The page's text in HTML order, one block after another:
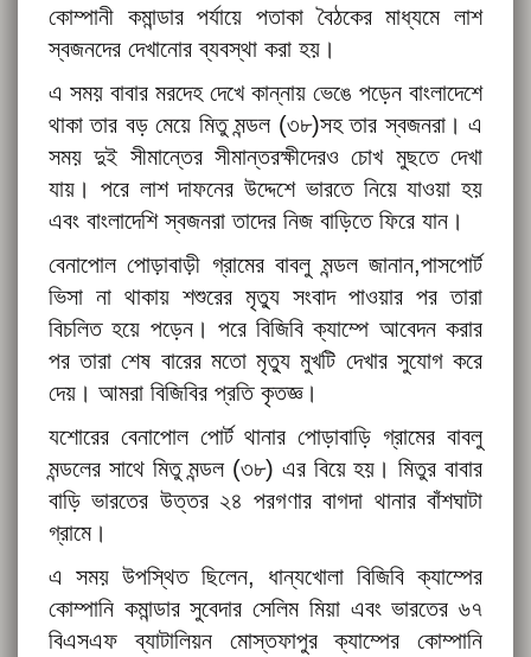
কোম্পানী কমান্ডার পর্যায়ে পতাকা বৈঠকের মাধ্যমে লাশ
স্বজনদের দেখানোর ব্যবস্থা করা হয়।
এ সময় বাবার মরদেহ দেখে কান্নায় ভেঙে পড়েন বাংলাদেশে
থাকা তার বড় মেয়ে মিতু মন্ডল (৩৮)সহ তার স্বজনরা। এ
সময় দুই সীমান্তের সীমান্তরক্ষীদেরও চোখ মুছতে দেখা
যায়। পরে লাশ দাফনের উদ্দেশে ভারতে নিয়ে যাওয়া হয়
এবং বাংলাদেশি স্বজনরা তাদের নিজ বাড়িতে ফিরে যান।
বেনাপোল পোড়াবাড়ী গ্রামের বাবলু মন্ডল জানান,পাসপোর্ট
ভিসা না থাকায় শশুরের মৃত্যু সংবাদ পাওয়ার পর তারা
বিচলিত হয়ে পড়েন। পরে বিজিবি ক্যাম্পে আবেদন করার
পর তারা শেষ বারের মতো মৃত্যু মুখটি দেখার সুযোগ করে
দেয়। আমরা বিজিবির প্রতি কৃতজ্ঞ।
যশোরের বেনাপোল পোর্ট থানার পোড়াবাড়ি গ্রামের বাবলু
মন্ডলের সাথে মিতু মন্ডল (৩৮) এর বিয়ে হয়। মিতুর বাবার
বাড়ি ভারতের উত্তর ২৪ পরগণার বাগদা থানার বাঁশঘাটা
গ্রামে।
এ সময় উপস্থিত ছিলেন, ধান্যখোলা বিজিবি ক্যাম্পের
কোম্পানি কমান্ডার সুবেদার সেলিম মিয়া এবং ভারতের ৬৭
বিএসএফ ব্যাটালিয়ন মোস্তফাপুর ক্যাম্পের কোম্পানি